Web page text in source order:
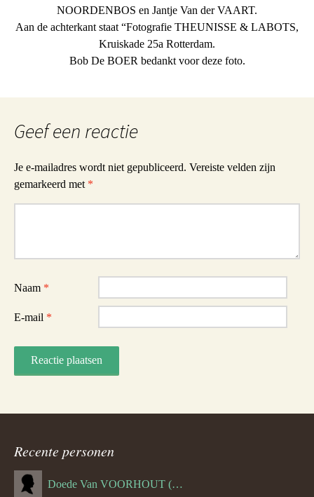
NOORDENBOS en Jantje Van der VAART.
Aan de achterkant staat “Fotografie THEUNISSE & LABOTS,
Kruiskade 25a Rotterdam.
Bob De BOER bedankt voor deze foto.
Geef een reactie
Je e-mailadres wordt niet gepubliceerd. Vereiste velden zijn
gemarkeerd met *
Naam *
E-mail *
Recente personen
Doede Van VOORHOUT (Van FORNEHOLT) (--1101)